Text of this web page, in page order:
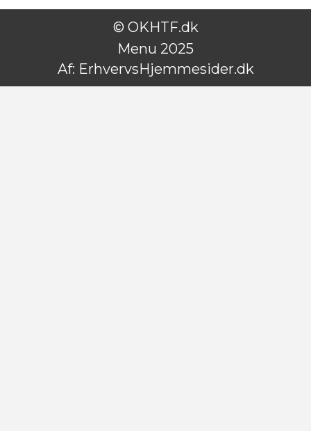
© OKHTF.dk
Menu 2025
Af: ErhvervsHjemmesider.dk